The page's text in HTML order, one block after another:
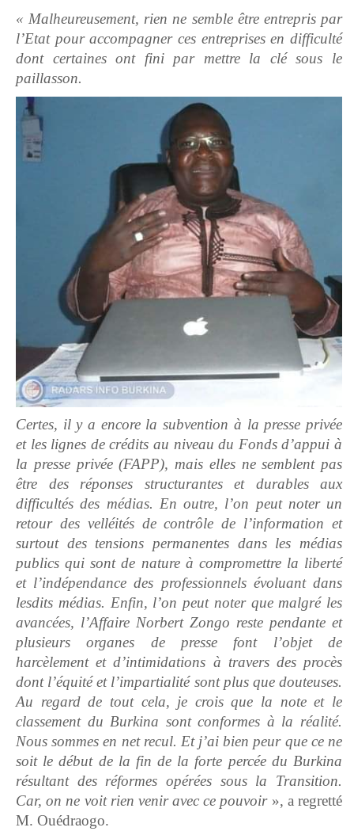
« Malheureusement, rien ne semble être entrepris par
l’Etat pour accompagner ces entreprises en difficulté
dont certaines ont fini par mettre la clé sous le
paillasson.
Certes, il y a encore la subvention à la presse privée
et les lignes de crédits au niveau du Fonds d’appui à
la presse privée (FAPP), mais elles ne semblent pas
être des réponses structurantes et durables aux
difficultés des médias. En outre, l’on peut noter un
retour des velléités de contrôle de l’information et
surtout des tensions permanentes dans les médias
publics qui sont de nature à compromettre la liberté
et l’indépendance des professionnels évoluant dans
lesdits médias. Enfin, l’on peut noter que malgré les
avancées, l’Affaire Norbert Zongo reste pendante et
plusieurs organes de presse font l’objet de
harcèlement et d’intimidations à travers des procès
dont l’équité et l’impartialité sont plus que douteuses.
Au regard de tout cela, je crois que la note et le
classement du Burkina sont conformes à la réalité.
Nous sommes en net recul. Et j’ai bien peur que ce ne
soit le début de la fin de la forte percée du Burkina
résultant des réformes opérées sous la Transition.
Car, on ne voit rien venir avec ce pouvoir», a regretté
M. Ouédraogo.